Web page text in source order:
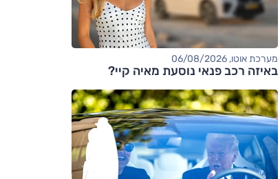
מערכת אוטו, 06/08/2026
באיזה רכב פנאי נוסעת מאיה קיי?